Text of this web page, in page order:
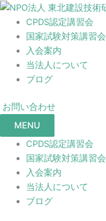
CPDS認定講習会
国家試験対策講習会
入会案内
当法人について
ブログ
お問い合わせ
MENU
CPDS認定講習会
国家試験対策講習会
入会案内
当法人について
ブログ